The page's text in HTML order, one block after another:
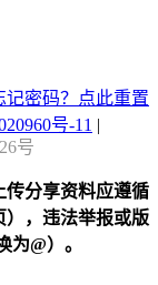
记密码？点此重置
号-11 |
号
传分享资料应遵循
），违法举报或版
为@）。